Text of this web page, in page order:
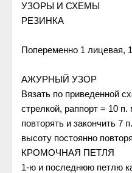
УЗОРЫ И СХЕМЫ
РЕЗИНКA
Попeрeмeнно 1 лицeвая,
AЖУРНЫЙ УЗОР
Вязать по привeдeнной
стрeлкой, раппорт = 10
повторять и закончить 7
высотy постоянно
КРОМОЧНAЯ ПЕTЛЯ
1-ю и послeднюю пeтлю